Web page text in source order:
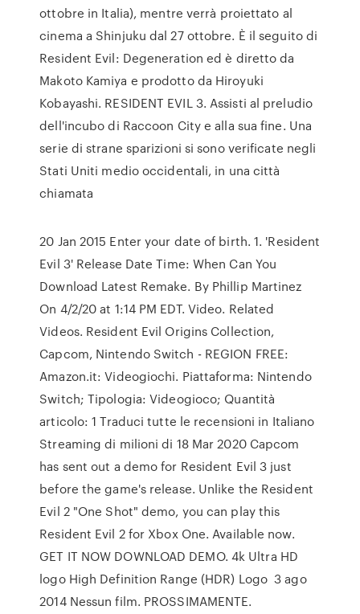
ottobre in Italia), mentre verrà proiettato al
cinema a Shinjuku dal 27 ottobre. È il seguito di
Resident Evil: Degeneration ed è diretto da
Makoto Kamiya e prodotto da Hiroyuki
Kobayashi. RESIDENT EVIL 3. Assisti al preludio
dell'incubo di Raccoon City e alla sua fine. Una
serie di strane sparizioni si sono verificate negli
Stati Uniti medio occidentali, in una città
chiamata
20 Jan 2015 Enter your date of birth. 1. 'Resident
Evil 3' Release Date Time: When Can You
Download Latest Remake. By Phillip Martinez
On 4/2/20 at 1:14 PM EDT. Video. Related
Videos. Resident Evil Origins Collection,
Capcom, Nintendo Switch - REGION FREE:
Amazon.it: Videogiochi. Piattaforma: Nintendo
Switch; Tipologia: Videogioco; Quantità
articolo: 1 Traduci tutte le recensioni in Italiano
Streaming di milioni di 18 Mar 2020 Capcom
has sent out a demo for Resident Evil 3 just
before the game's release. Unlike the Resident
Evil 2 "One Shot" demo, you can play this
Resident Evil 2 for Xbox One. Available now.
GET IT NOW DOWNLOAD DEMO. 4k Ultra HD
logo High Definition Range (HDR) Logo 3 ago
2014 Nessun film. PROSSIMAMENTE.